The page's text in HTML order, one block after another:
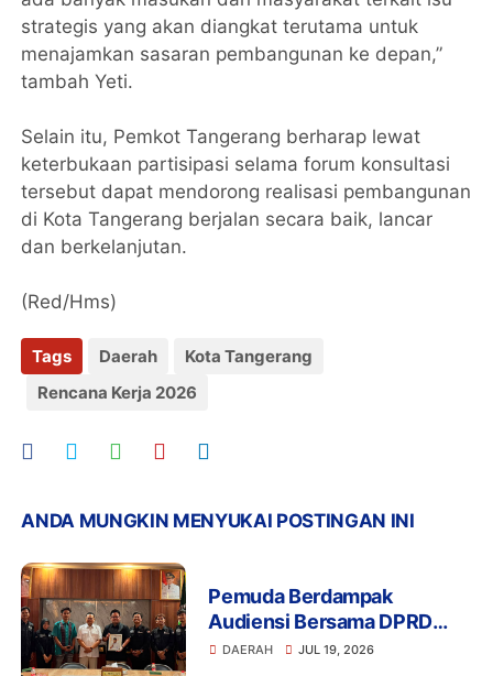
strategis yang akan diangkat terutama untuk
menajamkan sasaran pembangunan ke depan,”
tambah Yeti.
Selain itu, Pemkot Tangerang berharap lewat
keterbukaan partisipasi selama forum konsultasi
tersebut dapat mendorong realisasi pembangunan
di Kota Tangerang berjalan secara baik, lancar
dan berkelanjutan.
(Red/Hms)
Tags Daerah
Kota Tangerang
Rencana Kerja 2026
ANDA MUNGKIN MENYUKAI POSTINGAN INI
Pemuda Berdampak
Audiensi Bersama DPRD
Provinsi Banten Bahas
DAERAH JUL 19, 2026